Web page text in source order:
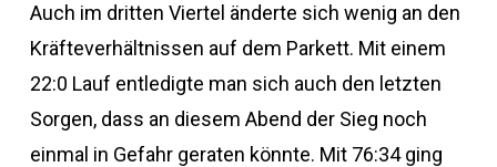
Auch im dritten Viertel änderte sich wenig an den
Kräfteverhältnissen auf dem Parkett. Mit einem
22:0 Lauf entledigte man sich auch den letzten
Sorgen, dass an diesem Abend der Sieg noch
einmal in Gefahr geraten könnte. Mit 76:34 ging